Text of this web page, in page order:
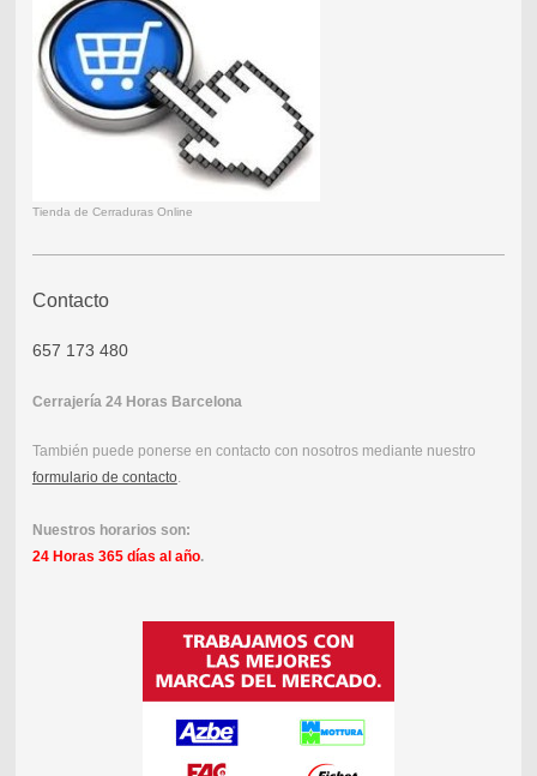
Tienda de Cerraduras Online
Contacto
657 173 480
Cerrajería 24 Horas Barcelona
También puede ponerse en contacto con nosotros mediante nuestro
formulario de contacto.
Nuestros horarios son:
24 Horas 365 días al año.